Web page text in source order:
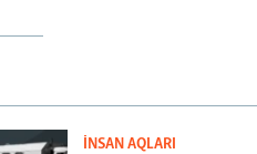
İNSAN AQLARI